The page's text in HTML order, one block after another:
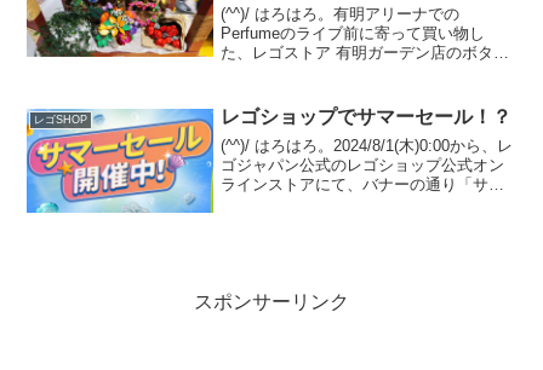
(^^)/ はろはろ。有明アリーナでの
Perfumeのライブ前に寄って買い物し
た、レゴストア 有明ガーデン店のボタニ
パン/シナテック指定ですが、主役のボタ
ニカルコレ...
レゴSHOP レゴショップでサマーセール！？
(^^)/ はろはろ。2024/8/1(木)0:00から、レ
ゴジャパン公式のレゴショップ公式オン
ラインストアにて、バナーの通り「サマ
スポンサーリンク